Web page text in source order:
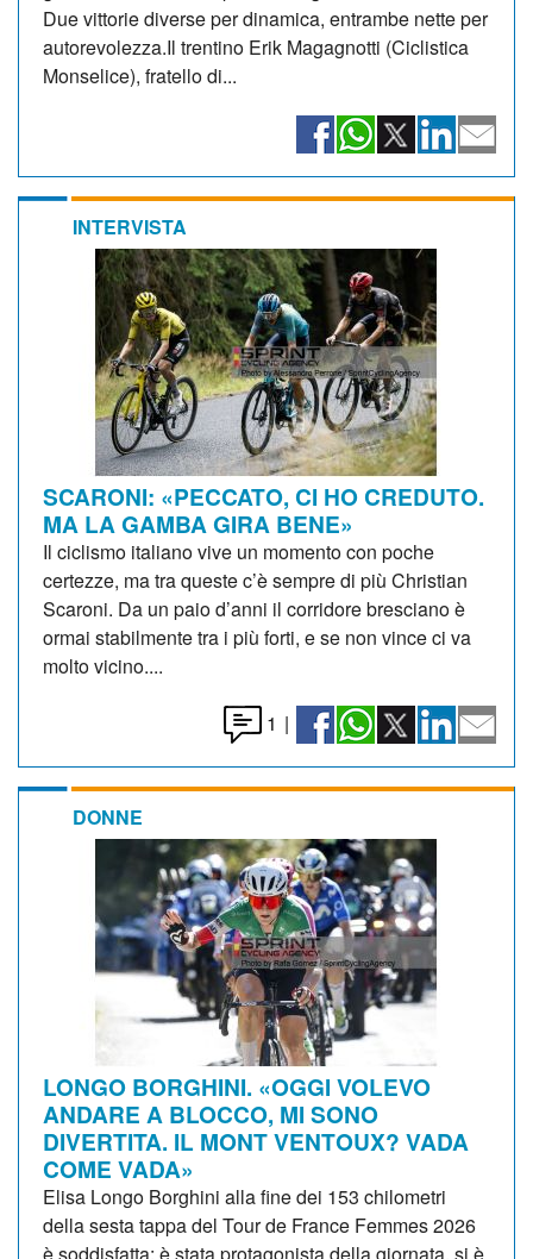
Due vittorie diverse per dinamica, entrambe nette per
autorevolezza.Il trentino Erik Magagnotti (Ciclistica
Monselice), fratello di...
INTERVISTA
SCARONI: «PECCATO, CI HO CREDUTO.
MA LA GAMBA GIRA BENE»
Il ciclismo italiano vive un momento con poche
certezze, ma tra queste c’è sempre di più Christian
Scaroni. Da un paio d’anni il corridore bresciano è
ormai stabilmente tra i più forti, e se non vince ci va
molto vicino....
1 |
DONNE
LONGO BORGHINI. «OGGI VOLEVO
ANDARE A BLOCCO, MI SONO
DIVERTITA. IL MONT VENTOUX? VADA
COME VADA»
Elisa Longo Borghini alla fine dei 153 chilometri
della sesta tappa del Tour de France Femmes 2026
è soddisfatta: è stata protagonista della giornata, si è